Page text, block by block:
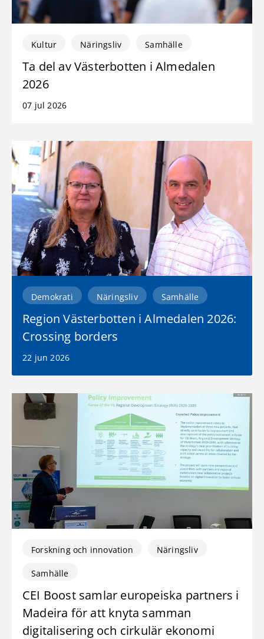
Kultur Näringsliv Samhälle
Ta del av Västerbotten i Almedalen
2026
07 jul 2026
Demokrati Näringsliv Samhälle
Region Västerbotten i Almedalen 2026:
Crossing borders
22 jun 2026
Forskning och innovation Näringsliv
Samhälle
CEI Boost samlar europeiska partners i
Madeira för att knyta samman
digitalisering och cirkulär ekonomi